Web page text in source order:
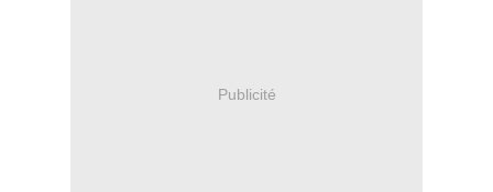
Publicité